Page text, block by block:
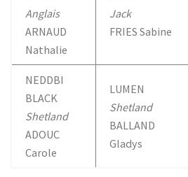
Anglais
ARNAUD
Nathalie
Jack
FRIES Sabine
NEDDBI
BLACK
Shetland
ADOUC
Carole
LUMEN
Shetland
BALLAND
Gladys